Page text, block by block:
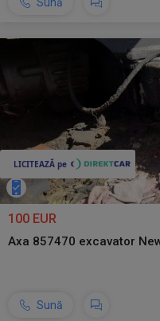
100 EUR
Axa 857470 excavator
Sună